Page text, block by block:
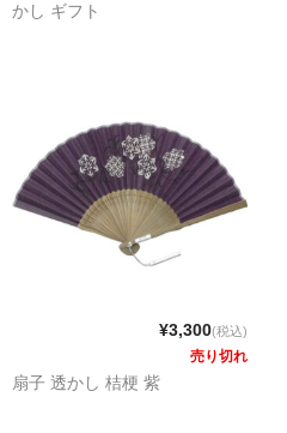
かし ギフト
¥3,300(税込)
売り切れ
扇子 透かし 桔梗 紫